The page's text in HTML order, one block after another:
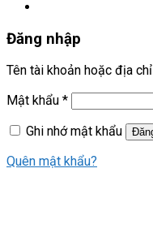
Đăng nhập
Tên tài khoản hoặc địa
Mật khẩu *
Ghi nhớ mật khẩu
Quên mật khẩu?